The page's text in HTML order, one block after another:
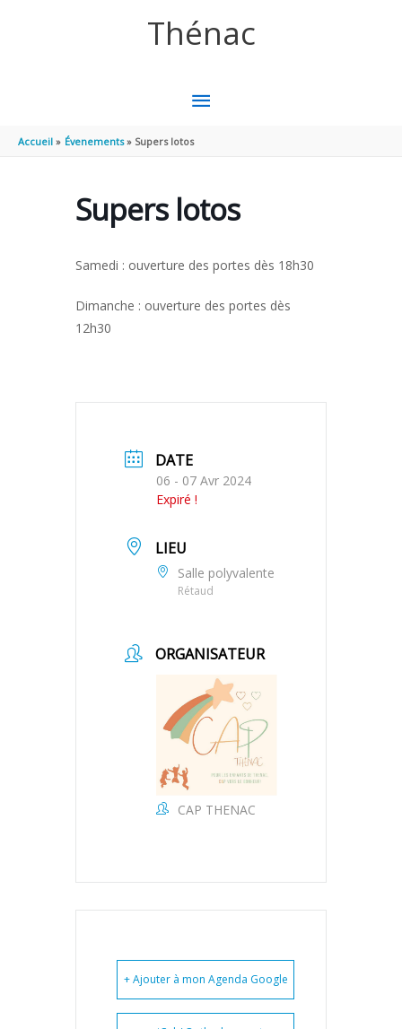
Thénac
MENU
PRINCIPAL
Accueil Évenements Supers lotos
Supers lotos
Samedi : ouverture des portes dès 18h30
Dimanche : ouverture des portes dès
12h30
DATE
06 - 07 Avr 2024
Expiré !
LIEU
Salle polyvalente
Rétaud
ORGANISATEUR
CAP THENAC
+ Ajouter à mon Agenda Google